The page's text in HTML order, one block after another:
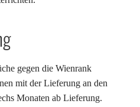
gegen die Wienrank
mit der Lieferung an den
Monaten ab Lieferung.